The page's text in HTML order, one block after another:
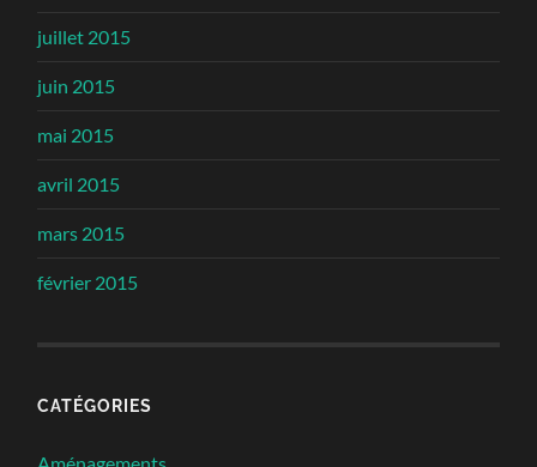
juillet 2015
juin 2015
mai 2015
avril 2015
mars 2015
février 2015
CATÉGORIES
Aménagements